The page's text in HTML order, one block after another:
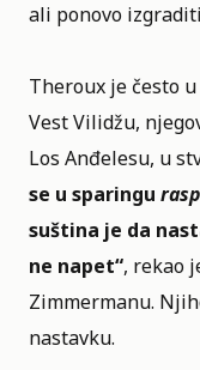
ali ponovo
Theroux je često
Vest Vilidžu,
Los Anđelesu, u
se u sparingu
suština je da
ne napet“, rekao
Zimmermanu.
nastavku.